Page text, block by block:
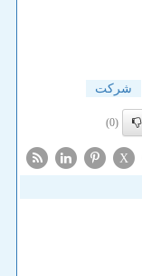
شركت
(0)
X